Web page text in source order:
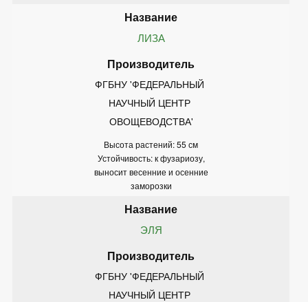
ЛИЗА
ФГБНУ 'ФЕДЕРАЛЬНЫЙ
НАУЧНЫЙ ЦЕНТР
ОВОЩЕВОДСТВА'
Высота растений: 55 см
Устойчивость: к фузариозу,
выносит весенние и осенние
заморозки
ЭЛЯ
ФГБНУ 'ФЕДЕРАЛЬНЫЙ
НАУЧНЫЙ ЦЕНТР